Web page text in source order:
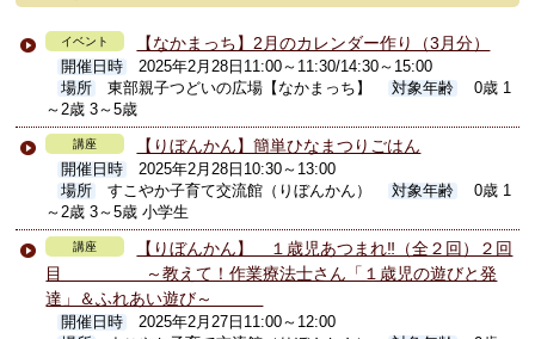
イベント 【なかまっち】2月のカレンダー作り（3月分）
開催日時
2025年2月28日11:00～11:30/14:30～15:00
場所
東部親子つどいの広場【なかまっち】 対象年齢
0歳 1
～2歳 3～5歳
講座 【りぼんかん】簡単ひなまつりごはん
開催日時
2025年2月28日10:30～13:00
場所
すこやか子育て交流館（りぼんかん） 対象年齢
0歳 1
～2歳 3～5歳 小学生
講座
【りぼんかん】 １歳児あつまれ‼（全２回）２回
目 ～教えて！作業療法士さん「１歳児の遊びと発
達」＆ふれあい遊び～
開催日時
2025年2月27日11:00～12:00